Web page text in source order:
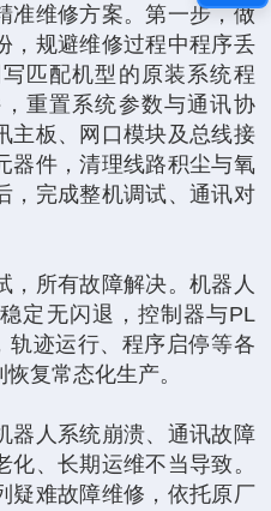
准维修方案。第一步，做
，规避维修过程中程序丢
匹配机型的原装系统程
重置系统参数与通讯协
主板、网口模块及总线接
器件，清理线路积尘与氧
，完成整机调试、通讯对
，所有故障解决。机器人
定无闪退，控制器与PL
轨迹运行、程序启停等各
复常态化生产。
器人系统崩溃、通讯故障
、长期运维不当导致。
疑难故障维修，依托原厂